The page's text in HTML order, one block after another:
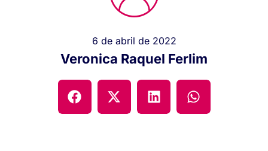
6 de abril de 2022
Veronica Raquel Ferlim